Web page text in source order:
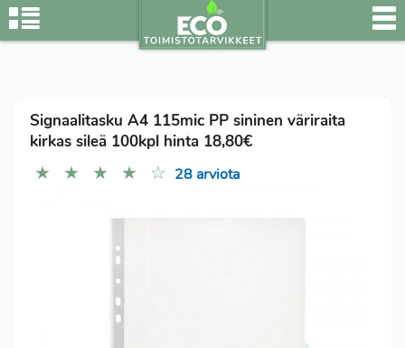
Signaalitasku A4 115mic PP sininen väriraita
kirkas sileä 100kpl hinta 18,80€
★ ★ ★ ★ ☆ 28 arviota